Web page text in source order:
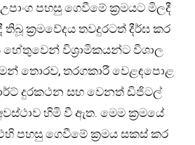
පහසු ගෙවීමේ ක්‍රමයට මිලදී
තිබූ ක්‍රමවේදය තවදුරටත් දීර්ඝ කර
හේතුවෙන් විශ්‍රාමිකයන්ට විශාල
තොරව, තරගකාරී වෙළඳපොළ
දුරකථන සහ වෙනත් ඩිජිටල්
හිමි වී ඇත. මෙම ක්‍රමයේ
පහසු ගෙවීමේ ක්‍රමය සකස් කර